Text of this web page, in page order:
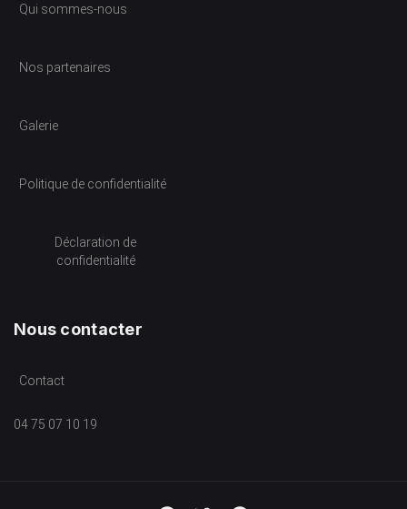
Qui sommes-nous
Nos partenaires
Galerie
Politique de confidentialité
Déclaration de
confidentialité
Nous contacter
Contact
04 75 07 10 19